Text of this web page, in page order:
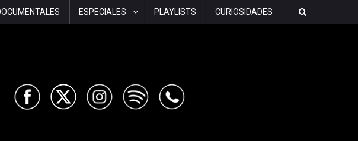
ESPECIALES PLAYLISTS CURIOSIDADES